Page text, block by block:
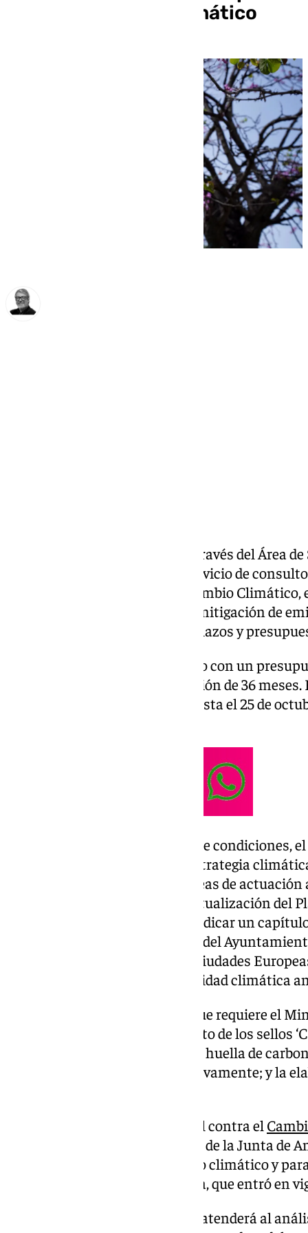
contra el Cambio Climático
, a través del Área
ha licitado el contrato de un servicio de
del Plan Municipal contra el Cambio Climático,
actuaciones concretas para la mitigación de
y la adaptación climática con plazos y
El contrato ha salido a concurso con un
incluido) y un periodo de ejecución de 36
ofertas permanecerá abierto hasta el 25 de
Así, tal y como recoge el pliego de
servir de base no sólo para la estrategia
también para el resto de las líneas de
lo que se deberá realizar una actualización del
denominado Alicia; así como dedicar un
presentar el Acuerdo Climático del
adscripción a la Misión de las Ciudades
objetivo de conseguir la neutralidad climática
También actualizar los datos que requiere el
Ecológica para el mantenimiento de los sellos
el Ayuntamiento por calcular la huella de
las emisiones de gases, respectivamente; y la
El desarrollo del Plan Municipal contra el
siguiendo las recomendaciones de la Junta de
Ley de medidas frente al cambio climático y
modelo energético en Andalucía, que entró en
De igual modo, la planificación atenderá al